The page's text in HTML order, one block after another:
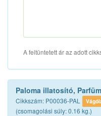
A feltüntetett ár az adott
Paloma illatosító,
Cikkszám: P00036-PAL
(csomagolási súly: 0.16 kg.)